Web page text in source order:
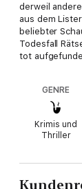
derweil
aus dem
beliebter
Todesfall
tot
Perfekte
Urlaub mit
Bücher für
Lassen Sie
GENRE
Krimis und
Thriller